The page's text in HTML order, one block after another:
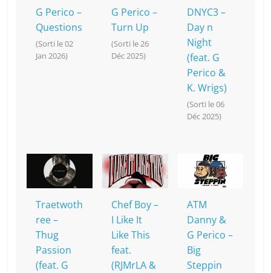
k
G Perico –
Questions
(Sorti le 02
Jan 2026)
G Perico –
Turn Up
(Sorti le 26
Déc 2025)
DNYC3 –
Day n
Night
(feat. G
Perico &
K. Wrigs)
(Sorti le 06
Déc 2025)
Traetwoth
ree –
Thug
Passion
(feat. G
Chef Boy –
I Like It
Like This
feat.
(RJMrLA &
ATM
Danny &
G Perico –
Big
Steppin